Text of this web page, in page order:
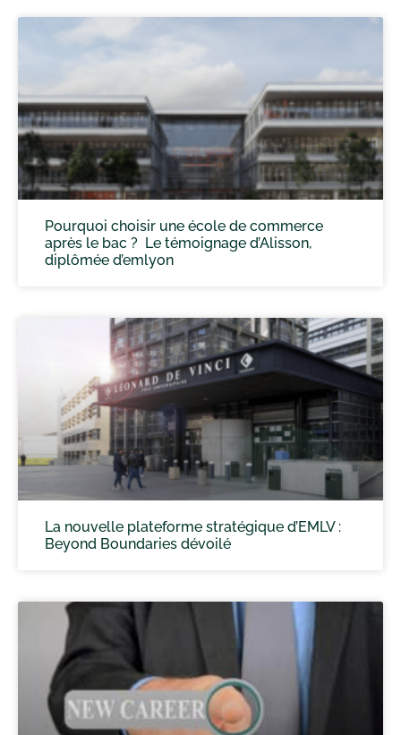
Pourquoi choisir une école de commerce
après le bac ? Le témoignage d’Alisson,
diplômée d’emlyon
La nouvelle plateforme stratégique d’EMLV :
Beyond Boundaries dévoilé